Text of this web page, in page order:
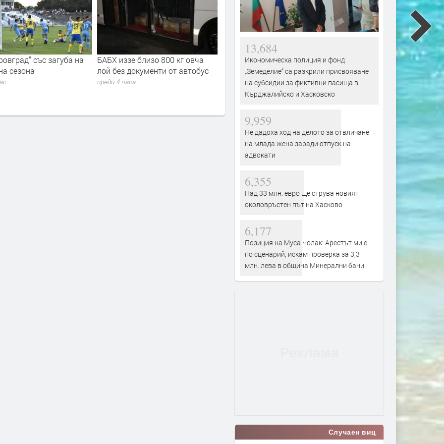
близо 800 кг овча
от автобус
8 екипа огнеборци, доброволци
и горски се включиха в
гасенето на два пожара в
Последен ден за цените в лева и
евро: От 9 август двойното
обозначаване вече не е
задължително
Практичен начин за
редактиране на PDF
онлайн
13,684
Икономическа полиция и фонд
„Земеделие“ са разкрили присвояване
на субсидии за фиктивни пасища в
Кърджалийско и Хасковско
9,959
Не дадоха ход на делото за отвличане
на млада жена заради отпуск на
адвокати
6,355
Над 33 млн. евро ще струва новият
околовръстен път на Хасково
6,177
Позиция на Муса Чолак: Арестът ми е
по сценарий, искам проверка за 3,3
млн. лева в община Минерални бани
Случаен виц